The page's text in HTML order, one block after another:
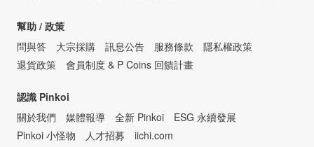
幫助 / 政策
問與答
大宗採購 訊息公告 服務條款
隱私權政策
退貨政策
會員制度 & P Coins 回饋計畫
認識 Pinkoi
關於我們
媒體報導 全新 Pinkoi
ESG 永續發展
Pinkoi 小怪物
人才招募 iichi.com